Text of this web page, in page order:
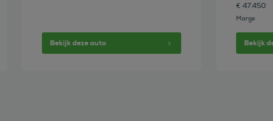
Bekijk deze auto
€ 47.450
Marge
Bekijk